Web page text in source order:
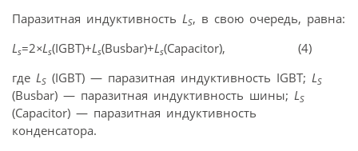
Паразитная индуктивность LS, в свою очередь, равна:
Ls=2×Ls(IGBT)+Ls(Busbar)+Ls(Capacitor), (4)
где LS (IGBT) — паразитная индуктивность IGBT; LS
(Busbar) — паразитная индуктивность шины; LS
(Capacitor) — паразитная индуктивность
конденсатора.